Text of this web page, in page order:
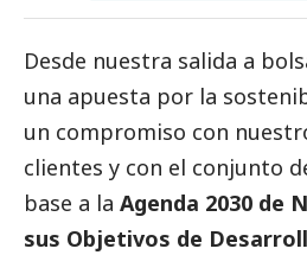
Desde nuestra salida a
una apuesta por la
un compromiso con
clientes y con el conjunto
base a la Agenda 2030 de
sus Objetivos de